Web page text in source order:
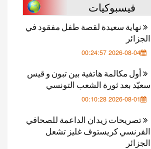
فيسبوكيات
نهاية سعيدة لقصة طفل مفقود في
الجزائر
2026-08-04 00:24:57
أول مكالمة هاتفية بين تبون و قيس
سعيّد بعد ثورة الشعب التونسي
2026-08-01 00:10:28
تصريحات زيدان الداعمة للصحافي
الفرنسي كريستوف غليز تشعل
الجزائر